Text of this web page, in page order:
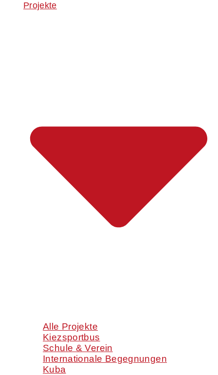
Projekte
Alle Projekte
Kiezsportbus
Schule & Verein
Internationale Begegnungen
Kuba